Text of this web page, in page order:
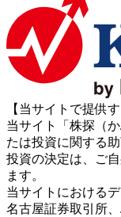
【当サイトで提供
当サイト「株探（
たは投資に関する
投資の決定は、ご
ます。
当サイトにおける
名古屋証券取引所